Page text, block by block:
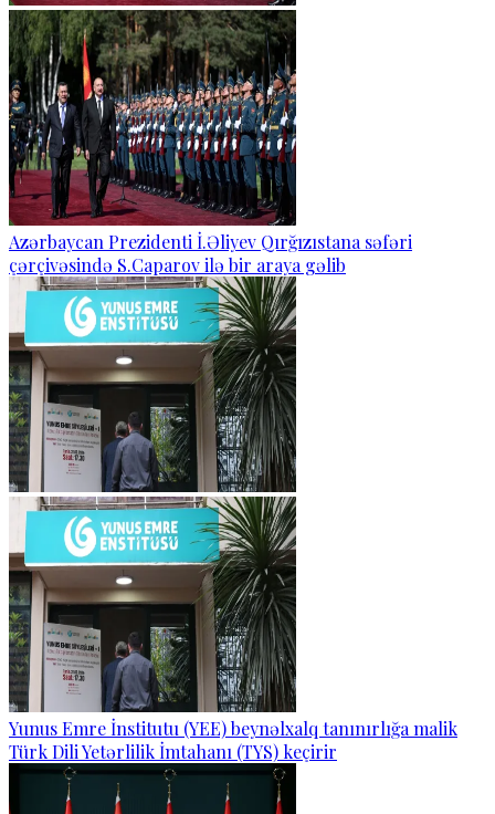
Azərbaycan Prezidenti İ.Əliyev Qırğızıstana səfəri
çərçivəsində S.Caparov ilə bir araya gəlib
Yunus Emre İnstitutu (YEE) beynəlxalq tanınırlığa malik
Türk Dili Yetərlilik İmtahanı (TYS) keçirir